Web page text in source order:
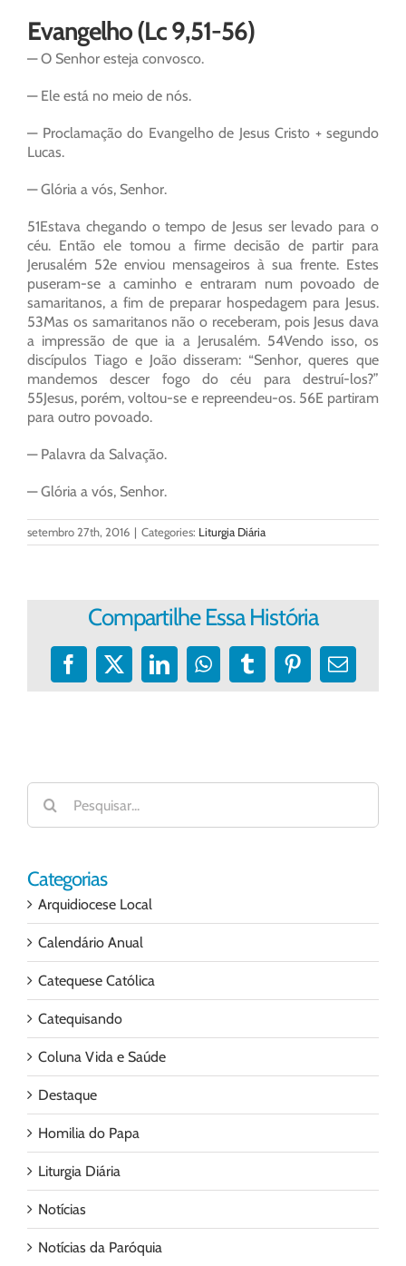
Evangelho (Lc 9,51-56)
— O Senhor esteja convosco.
— Ele está no meio de nós.
— Proclamação do Evangelho de Jesus Cristo + segundo
Lucas.
— Glória a vós, Senhor.
51Estava chegando o tempo de Jesus ser levado para o
céu. Então ele tomou a firme decisão de partir para
Jerusalém 52e enviou mensageiros à sua frente. Estes
puseram-se a caminho e entraram num povoado de
samaritanos, a fim de preparar hospedagem para Jesus.
53Mas os samaritanos não o receberam, pois Jesus dava
a impressão de que ia a Jerusalém. 54Vendo isso, os
discípulos Tiago e João disseram: “Senhor, queres que
mandemos descer fogo do céu para destruí-los?”
55Jesus, porém, voltou-se e repreendeu-os. 56E partiram
para outro povoado.
— Palavra da Salvação.
— Glória a vós, Senhor.
setembro 27th, 2016 | Categories: Liturgia Diária
Compartilhe Essa História
Facebook
X LinkedInWhatsApp
TumblrPinterest
E-
Buscar
resultados
para:
Categorias
Arquidiocese Local
Calendário Anual
Catequese Católica
Catequisando
Coluna Vida e Saúde
Destaque
Homilia do Papa
Liturgia Diária
Notícias
Notícias da Paróquia